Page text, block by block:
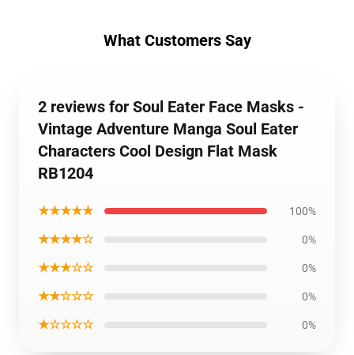
What Customers Say
2 reviews for Soul Eater Face Masks -
Vintage Adventure Manga Soul Eater
Characters Cool Design Flat Mask
RB1204
★★★★★ 100%
★★★★☆ 0%
★★★☆☆ 0%
★★☆☆☆ 0%
★☆☆☆☆ 0%